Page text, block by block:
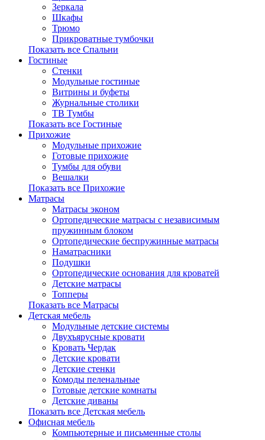
Зеркала
Шкафы
Трюмо
Прикроватные тумбочки
Показать все Спальни
Гостиные
Стенки
Модульные гостиные
Витрины и буфеты
Журнальные столики
ТВ Тумбы
Показать все Гостиные
Прихожие
Модульные прихожие
Готовые прихожие
Тумбы для обуви
Вешалки
Показать все Прихожие
Матрасы
Матрасы эконом
Ортопедические матрасы с независимым
пружинным блоком
Ортопедические беспружинные матрасы
Наматрасники
Подушки
Ортопедические основания для кроватей
Детские матрасы
Топперы
Показать все Матрасы
Детская мебель
Модульные детские системы
Двухъярусные кровати
Кровать Чердак
Детские кровати
Детские стенки
Комоды пеленальные
Готовые детские комнаты
Детские диваны
Показать все Детская мебель
Офисная мебель
Компьютерные и письменные столы